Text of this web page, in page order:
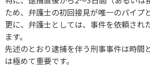
ため、弁護士の初回接見が唯一のパイプ
更に、弁護士としては、事件を依頼され
ます。
先述のとおり逮捕を伴う刑事事件は時間
は極めて重要です。